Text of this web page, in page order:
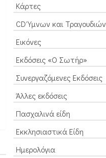
Κάρτες
CD Ύμνων και Τραγουδιών
Εικόνες
Εκδόσεις «Ο Σωτήρ»
Συνεργαζόμενες Εκδόσεις
Άλλες εκδόσεις
Πασχαλινά είδη
Εκκλησιαστικά Είδη
Ημερολόγια